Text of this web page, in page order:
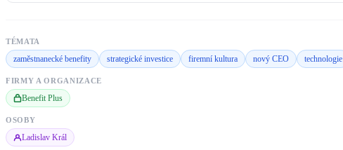
TÉMATA
zaměstnanecké benefity strategické investice firemní kultura nový CEO technologie
FIRMY A ORGANIZACE
Benefit Plus
OSOBY
Ladislav Král